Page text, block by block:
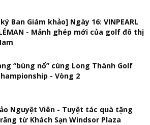
Ban Giám khảo] Ngày 16: VINPEARL
LÉMAN - Mảnh ghép mới của golf đô thị
“bùng nổ” cùng Long Thành Golf
- Vòng 2
Nguyệt Viên - Tuyệt tác quà tặng
từ Khách Sạn Windsor Plaza